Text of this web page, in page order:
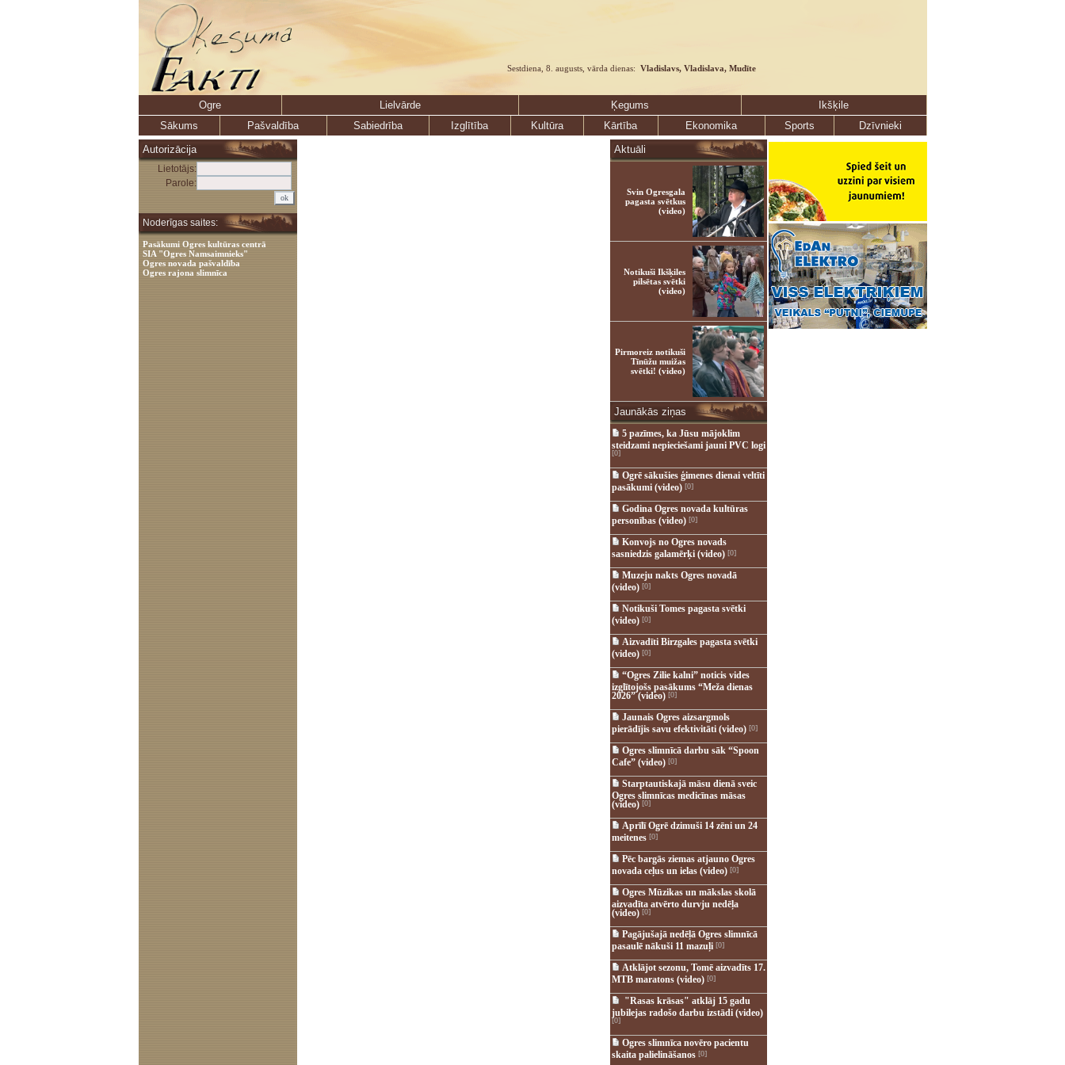
Sestdiena, 8. augusts, vārda dienas: Vladislavs, Vladislava, Mudīte
Ogre Lielvārde Ķegums
Ikšķile
Sākums
Pašvaldība Sabiedrība Izglītība Kultūra Kārtība Ekonomika Sports
Dzīvnieki
Autorizācija
Lietotājs:
Parole:
Noderīgas saites:
Pasākumi Ogres kultūras centrā
SIA "Ogres Namsaimnieks"
Ogres novada pašvaldība
Ogres rajona slimnīca
Aktuāli
Svin Ogresgala
pagasta svētkus
(video)
Notikuši Ikšķiles
pilsētas svētki
(video)
Pirmoreiz notikuši
Tīnūžu muižas
svētki! (video)
Jaunākās ziņas
5 pazīmes, ka Jūsu mājoklim
steidzami nepieciešami jauni PVC logi
[0]
Ogrē sākušies ģimenes dienai veltīti
pasākumi (video)[0]
Godina Ogres novada kultūras
personības (video)[0]
Konvojs no Ogres novads
sasniedzis galamērķi (video)[0]
Muzeju nakts Ogres novadā
(video)[0]
Notikuši Tomes pagasta svētki
(video)[0]
Aizvadīti Birzgales pagasta svētki
(video)[0]
“Ogres Zilie kalni” noticis vides
izglītojošs pasākums “Meža dienas
2026” (video)[0]
Jaunais Ogres aizsargmols
pierādījis savu efektivitāti (video)[0]
Ogres slimnīcā darbu sāk “Spoon
Cafe” (video)[0]
Starptautiskajā māsu dienā sveic
Ogres slimnīcas medicīnas māsas
(video)[0]
Aprīlī Ogrē dzimuši 14 zēni un 24
meitenes [0]
Pēc bargās ziemas atjauno Ogres
novada ceļus un ielas (video)[0]
Ogres Mūzikas un mākslas skolā
aizvadīta atvērto durvju nedēļa
(video)[0]
Pagājušajā nedēļā Ogres slimnīcā
pasaulē nākuši 11 mazuļi[0]
Atklājot sezonu, Tomē aizvadīts 17.
MTB maratons (video)[0]
"Rasas krāsas" atklāj 15 gadu
jubilejas radošo darbu izstādi (video)
[0]
Ogres slimnīca novēro pacientu
skaita palielināšanos [0]